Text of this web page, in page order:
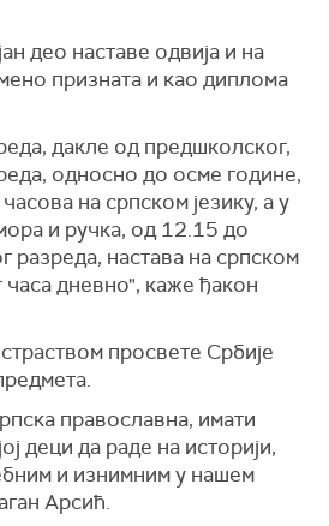
део наставе одвија и на
призната и као диплома
дакле од предшколског,
односно до осме године,
на српском језику, а у
и ручка, од 12.15 до
разреда, настава на српском
часа дневно", каже ђакон
просвете Србије
православна, имати
деци да раде на историји,
и изнимним у нашем
Арсић.